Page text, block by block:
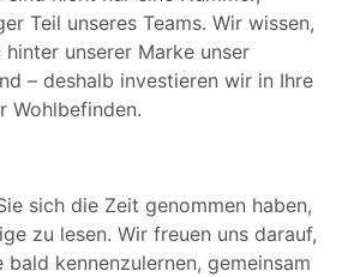
Teil unseres Teams. Wir wissen,
unserer Marke unser
– deshalb investieren wir in Ihre
Wohlbefinden.
sich die Zeit genommen haben,
zu lesen. Wir freuen uns darauf,
bald kennenzulernen, gemeinsam